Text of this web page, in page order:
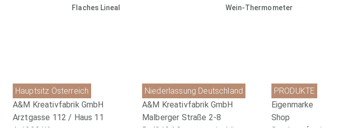
Flaches Lineal Wein-Thermometer
Hauptsitz Österreich
A&M Kreativfabrik GmbH
Arztgasse 112 / Haus 11
A-1220 Wien
Niederlassung Deutschland
A&M Kreativfabrik GmbH
Malberger Straße 2-8
D-49124 Georgsmarienhütte
PRODUKTE
Eigenmarke
Shop
Sonderanfertigungen